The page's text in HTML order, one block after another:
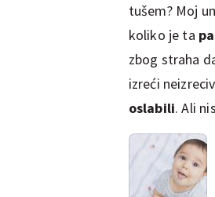
tušem? Moj
koliko je ta
zbog straha
izreći
oslabili. Ali